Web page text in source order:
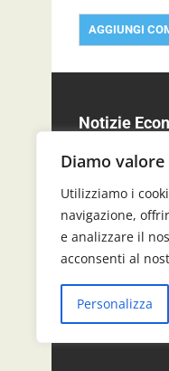
Diamo
Utilizziamo i
navigazione,
e analizzare il
acconsenti al
Personalizza
Notizie
mercati, affari
rimanere
davvero.